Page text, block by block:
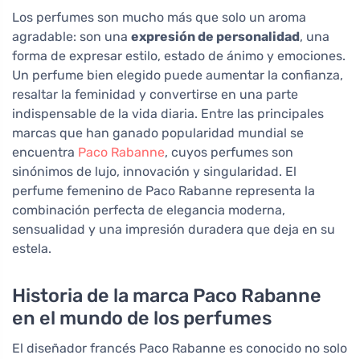
Los perfumes son mucho más que solo un aroma
agradable: son una expresión de personalidad, una
forma de expresar estilo, estado de ánimo y emociones.
Un perfume bien elegido puede aumentar la confianza,
resaltar la feminidad y convertirse en una parte
indispensable de la vida diaria. Entre las principales
marcas que han ganado popularidad mundial se
encuentra Paco Rabanne, cuyos perfumes son
sinónimos de lujo, innovación y singularidad. El
perfume femenino de Paco Rabanne representa la
combinación perfecta de elegancia moderna,
sensualidad y una impresión duradera que deja en su
estela.
Historia de la marca Paco Rabanne
en el mundo de los perfumes
El diseñador francés Paco Rabanne es conocido no solo